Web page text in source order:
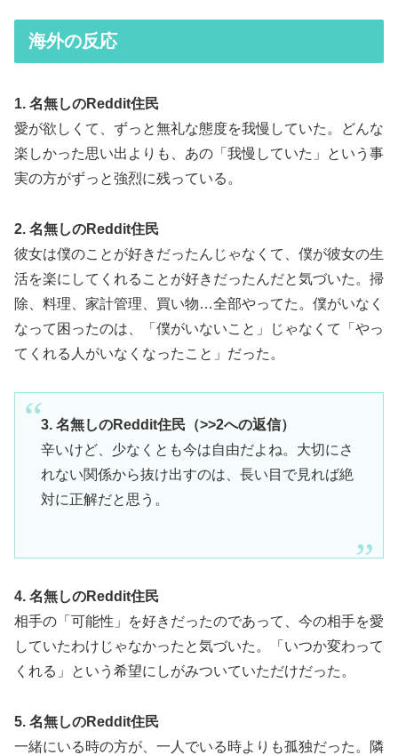
海外の反応
1. 名無しのReddit住民
愛が欲しくて、ずっと無礼な態度を我慢していた。どんな
楽しかった思い出よりも、あの「我慢していた」という事
実の方がずっと強烈に残っている。
2. 名無しのReddit住民
彼女は僕のことが好きだったんじゃなくて、僕が彼女の生
活を楽にしてくれることが好きだったんだと気づいた。掃
除、料理、家計管理、買い物…全部やってた。僕がいなく
なって困ったのは、「僕がいないこと」じゃなくて「やっ
てくれる人がいなくなったこと」だった。
3. 名無しのReddit住民（>>2への返信）
辛いけど、少なくとも今は自由だよね。大切にさ
れない関係から抜け出すのは、長い目で見れば絶
対に正解だと思う。
4. 名無しのReddit住民
相手の「可能性」を好きだったのであって、今の相手を愛
していたわけじゃなかったと気づいた。「いつか変わって
くれる」という希望にしがみついていただけだった。
5. 名無しのReddit住民
一緒にいる時の方が、一人でいる時よりも孤独だった。隣